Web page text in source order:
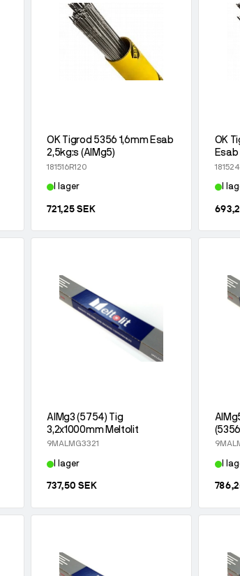
OK Tigrod 5356 1,6mm Esab
2,5kg:s (AlMg5)
181516R120
I lager
721,25 SEK
OK
I
AlMg3 (5754) Tig
3,2x1000mm Meltolit
9MALMG3321
I lager
737,50 SEK
I